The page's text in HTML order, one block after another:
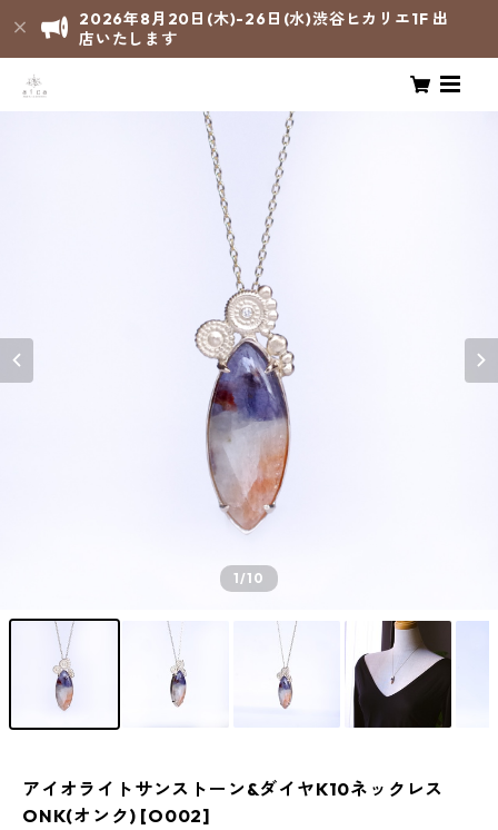
2026年8月20日(木)-26日(水)渋谷ヒカリエ1F 出
店いたします
1/10
アイオライトサンストーン&ダイヤK10ネックレス
ONK(オンク) [O002]